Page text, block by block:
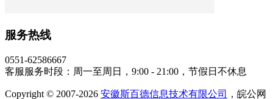
服务热线
0551-62586667
客服服务时段：周一至周日，9:00 - 21:00，节假日不休息
Copyright © 2007-2026 安徽斯百德信息技术有限公司
，皖公网